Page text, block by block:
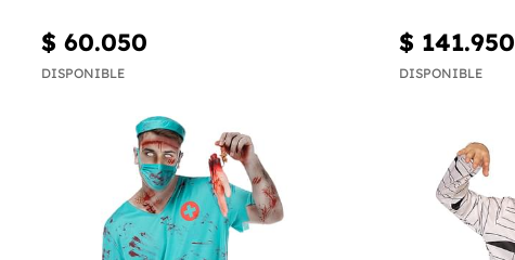
$ 60.050
DISPONIBLE
$ 141.950
DISPONIBLE